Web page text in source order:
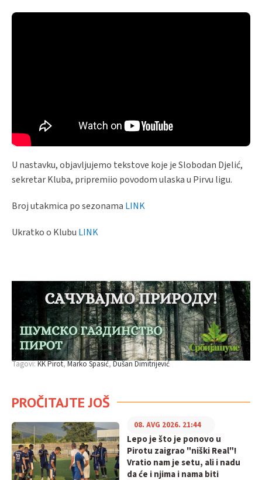
U nastavku, objavljujemo tekstove koje je Slobodan Djelić,
sekretar Kluba, pripremiio povodom ulaska u Pirvu ligu.
Broj utakmica po sezonama LINK
Ukratko o Klubu LINK
Tagovi:KK Pirot Marko Spasić Dušan Dimitrijević
PROČITAJTE JOŠ
Lepo je što je ponovo u
Pirotu zaigrao "niški Real"!
Vratio nam je setu, ali i nadu
da će i njima i nama biti
08. AVG 2026. 21:44